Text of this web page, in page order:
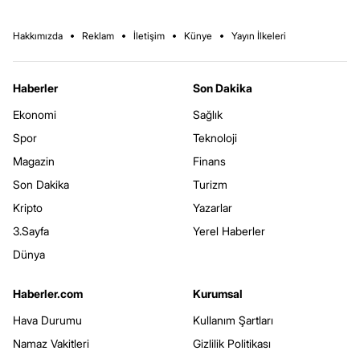
Hakkımızda Reklam İletişim Künye Yayın İlkeleri
Haberler
Ekonomi
Spor
Magazin
Son Dakika
Kripto
3.Sayfa
Dünya
Son Dakika
Sağlık
Teknoloji
Finans
Turizm
Yazarlar
Yerel Haberler
Haberler.com
Hava Durumu
Namaz Vakitleri
Kurumsal
Kullanım Şartları
Gizlilik Politikası